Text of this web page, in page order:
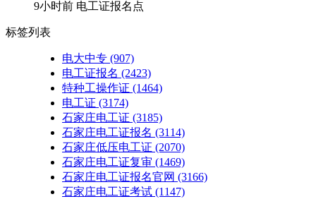
9小时前 电工证报名点
标签列表
电大中专 (907)
电工证报名 (2423)
特种工操作证 (1464)
电工证 (3174)
石家庄电工证 (3185)
石家庄电工证报名 (3114)
石家庄低压电工证 (2070)
石家庄电工证复审 (1469)
石家庄电工证报名官网 (3166)
石家庄电工证考试 (1147)